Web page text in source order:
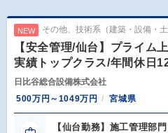
NEW その他、技術系（建築・設備・土
【安全管理/仙台】プライム
実績トップクラス/年間休日
日比谷総合設備株式会社
500万円～1049万円
宮城県
【仙台勤務】施工管理部